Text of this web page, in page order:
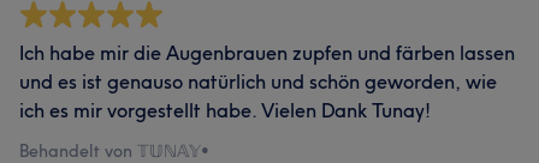
Ich habe mir die Augenbrauen zupfen und färben lassen
und es ist genauso natürlich und schön geworden, wie
ich es mir vorgestellt habe. Vielen Dank Tunay!
Behandelt von 𝕋𝕌ℕ𝔸𝕐•